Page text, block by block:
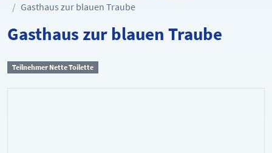
Gasthaus zur blauen Traube
Gasthaus zur blauen Traube
Teilnehmer Nette Toilette